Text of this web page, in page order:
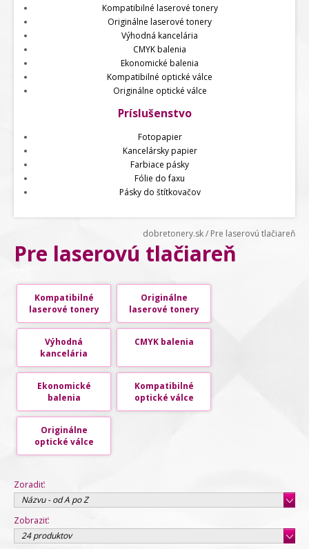
Kompatibilné laserové tonery
Originálne laserové tonery
Výhodná kancelária
CMYK balenia
Ekonomické balenia
Kompatibilné optické válce
Originálne optické válce
Príslušenstvo
Fotopapier
Kancelársky papier
Farbiace pásky
Fólie do faxu
Pásky do štítkovačov
dobretonery.sk/ Pre laserovú tlačiareň
Pre laserovú tlačiareň
Kompatibilné
laserové tonery
Originálne
laserové tonery
Výhodná
kancelária
CMYK balenia
Ekonomické
balenia
Kompatibilné
optické válce
Originálne
optické válce
Zoradiť:
Názvu - od A po Z
Zobraziť:
24 produktov